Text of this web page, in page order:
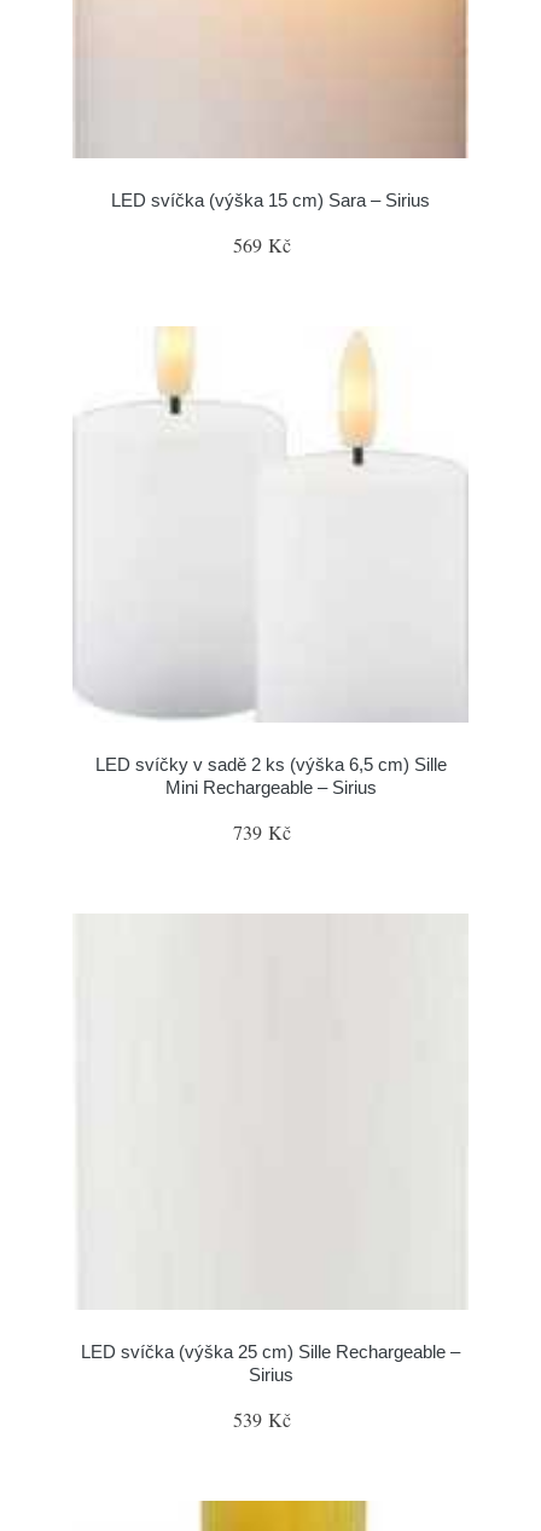
LED svíčka (výška 15 cm) Sara – Sirius
569 Kč
LED svíčky v sadě 2 ks (výška 6,5 cm) Sille
Mini Rechargeable – Sirius
739 Kč
LED svíčka (výška 25 cm) Sille Rechargeable –
Sirius
539 Kč